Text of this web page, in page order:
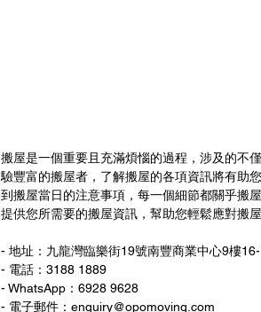
搬屋是一個重要且充滿煩惱的過程，涉及的不
驗豐富的搬屋者，了解搬屋的各項資訊將有助
到搬屋當日的注意事項，每一個細節都關乎搬
提供您所需要的搬屋資訊，幫助您輕鬆應對搬
- 地址：九龍灣臨樂街19號南豐商業中心9樓
- 電話：3188 1889
- WhatsApp：6928 9628
- 電子郵件：enquiry@opomoving.com